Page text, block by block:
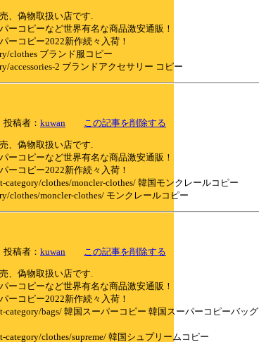
、偽物取扱い店です.
ーコピーなど世界有名な商品激安通販！
ーコピー2022新作続々入荷！
clothes ブランド服コピー
accessories-2 ブランドアクセサリー コピー
稿者： kuwan この記事を削除する
、偽物取扱い店です.
ーコピーなど世界有名な商品激安通販！
ーコピー2022新作続々入荷！
clothes/moncler-clothes/ 韓国モンクレールコピー
clothes/moncler-clothes/ モンクレールコピー
稿者： kuwan この記事を削除する
、偽物取扱い店です.
ーコピーなど世界有名な商品激安通販！
ーコピー2022新作続々入荷！
category/bags/ 韓国スーパーコピー 韓国スーパーコピーバッグ
clothes/supreme/ 韓国シュプリームコピー